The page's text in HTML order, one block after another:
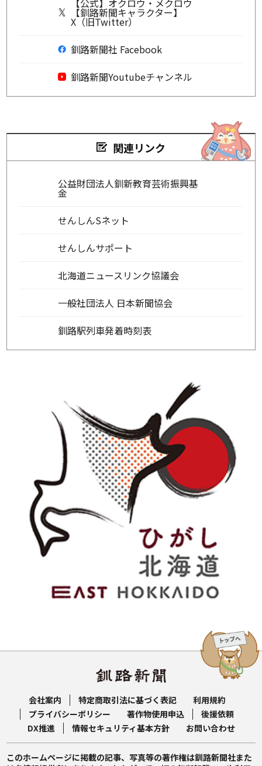
【公式】オクロウ・メクロウ
【釧路新聞キャラクター】
X（旧Twitter）
釧路新聞社 Facebook
釧路新聞Youtubeチャンネル
関連リンク
公益財団法人釧新教育芸術振興基
金
せんしんSネット
せんしんサポート
北海道ニュースリンク協議会
一般社団法人 日本新聞協会
釧路駅列車発着時刻表
会社案内 特定商取引法に基づく表記
利用規約
プライバシーポリシー
著作物使用申込
後援依頼
DX推進
情報セキュリティ基本方針 お問い合わせ
このホームページに掲載の記事、写真等の著作権は釧路新聞社また